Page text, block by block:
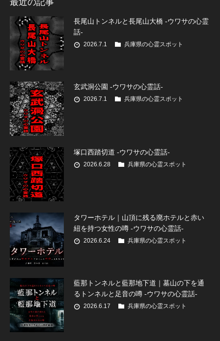
最近の記事
長尾山トンネルと長尾山大橋 -ウワサの心霊
話-
2026.7.1 兵庫県の心霊スポット
玄武洞公園 -ウワサの心霊話-
2026.7.1 兵庫県の心霊スポット
塚口西踏切道 -ウワサの心霊話-
2026.6.28 兵庫県の心霊スポット
タワーホテル｜山頂に残る廃ホテルと赤い
紐を持つ女性の噂 -ウワサの心霊話-
2026.6.24 兵庫県の心霊スポット
藍那トンネルと藍那地下道｜墓山の下を通
るトンネルと足音の噂 -ウワサの心霊話-
2026.6.17 兵庫県の心霊スポット